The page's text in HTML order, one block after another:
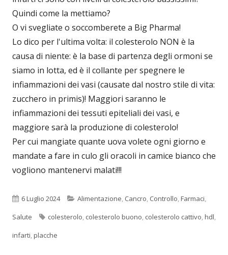
Quindi come la mettiamo?
O vi svegliate o soccomberete a Big Pharma!
Lo dico per l'ultima volta: il colesterolo NON è la
causa di niente: è la base di partenza degli ormoni se
siamo in lotta, ed è il collante per spegnere le
infiammazioni dei vasi (causate dal nostro stile di vita:
zucchero in primis)! Maggiori saranno le
infiammazioni dei tessuti epiteliali dei vasi, e
maggiore sarà la produzione di colesterolo!
Per cui mangiate quante uova volete ogni giorno e
mandate a fare in culo gli oracoli in camice bianco che
vogliono mantenervi malati!!!
Pubblicato
6 Luglio 2024 Categorie
Alimentazione, Cancro, Controllo,Farmaci,
Salute
Tag
colesterolo, colesterolo buono, colesterolo cattivo,hdl,
infarti,placche